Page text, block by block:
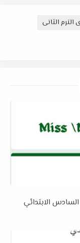
الترم الثانى
الابتدائي